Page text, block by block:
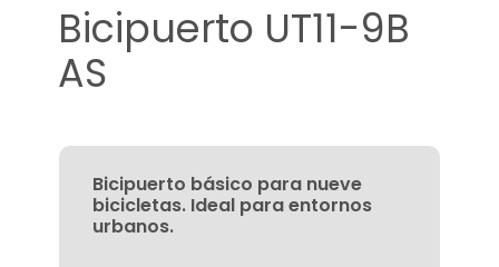
Bicipuerto UT11-9B
AS
Bicipuerto básico para nueve
bicicletas. Ideal para entornos
urbanos.